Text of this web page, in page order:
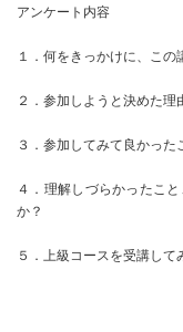
アンケート内容
１．何をきっかけに、この
２．参加しようと決めた理
３．参加してみて良かった
４．理解しづらかったこ
か？
５．上級コースを受講して